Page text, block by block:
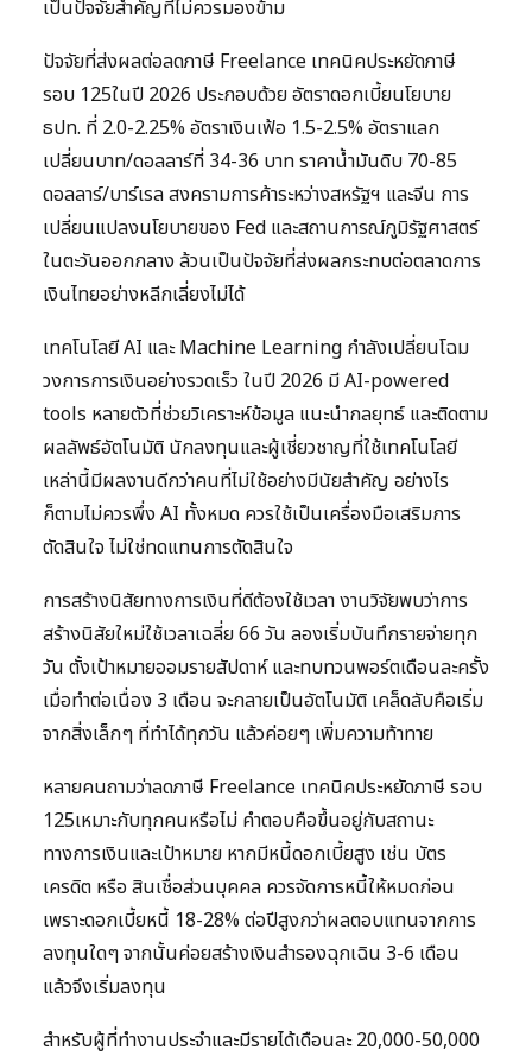
เป็นปัจจัยสำคัญที่ไม่ควรมองข้าม
ปัจจัยที่ส่งผลต่อลดภาษี Freelance เทคนิคประหยัดภาษี
รอบ 125ในปี 2026 ประกอบด้วย อัตราดอกเบี้ยนโยบาย
ธปท. ที่ 2.0-2.25% อัตราเงินเฟ้อ 1.5-2.5% อัตราแลก
เปลี่ยนบาท/ดอลลาร์ที่ 34-36 บาท ราคาน้ำมันดิบ 70-85
ดอลลาร์/บาร์เรล สงครามการค้าระหว่างสหรัฐฯ และจีน การ
เปลี่ยนแปลงนโยบายของ Fed และสถานการณ์ภูมิรัฐศาสตร์
ในตะวันออกกลาง ล้วนเป็นปัจจัยที่ส่งผลกระทบต่อตลาดการ
เงินไทยอย่างหลีกเลี่ยงไม่ได้
เทคโนโลยี AI และ Machine Learning กำลังเปลี่ยนโฉม
วงการการเงินอย่างรวดเร็ว ในปี 2026 มี AI-powered
tools หลายตัวที่ช่วยวิเคราะห์ข้อมูล แนะนำกลยุทธ์ และติดตาม
ผลลัพธ์อัตโนมัติ นักลงทุนและผู้เชี่ยวชาญที่ใช้เทคโนโลยี
เหล่านี้มีผลงานดีกว่าคนที่ไม่ใช้อย่างมีนัยสำคัญ อย่างไร
ก็ตามไม่ควรพึ่ง AI ทั้งหมด ควรใช้เป็นเครื่องมือเสริมการ
ตัดสินใจ ไม่ใช่ทดแทนการตัดสินใจ
การสร้างนิสัยทางการเงินที่ดีต้องใช้เวลา งานวิจัยพบว่าการ
สร้างนิสัยใหม่ใช้เวลาเฉลี่ย 66 วัน ลองเริ่มบันทึกรายจ่ายทุก
วัน ตั้งเป้าหมายออมรายสัปดาห์ และทบทวนพอร์ตเดือนละครั้ง
เมื่อทำต่อเนื่อง 3 เดือน จะกลายเป็นอัตโนมัติ เคล็ดลับคือเริ่ม
จากสิ่งเล็กๆ ที่ทำได้ทุกวัน แล้วค่อยๆ เพิ่มความท้าทาย
หลายคนถามว่าลดภาษี Freelance เทคนิคประหยัดภาษี รอบ
125เหมาะกับทุกคนหรือไม่ คำตอบคือขึ้นอยู่กับสถานะ
ทางการเงินและเป้าหมาย หากมีหนี้ดอกเบี้ยสูง เช่น บัตร
เครดิต หรือ สินเชื่อส่วนบุคคล ควรจัดการหนี้ให้หมดก่อน
เพราะดอกเบี้ยหนี้ 18-28% ต่อปีสูงกว่าผลตอบแทนจากการ
ลงทุนใดๆ จากนั้นค่อยสร้างเงินสำรองฉุกเฉิน 3-6 เดือน
แล้วจึงเริ่มลงทุน
สำหรับผู้ที่ทำงานประจำและมีรายได้เดือนละ 20,000-50,000